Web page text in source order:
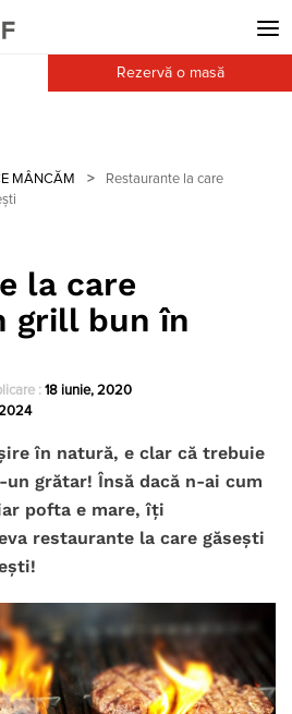
Rezervă o masă
MÂNCĂM >
Restaurante la care
la care
grill bun în
: 18 iunie, 2020
în natură, e clar că trebuie
un grătar! Însă dacă n-ai cum
pofta e mare, îți
restaurante la care găsești